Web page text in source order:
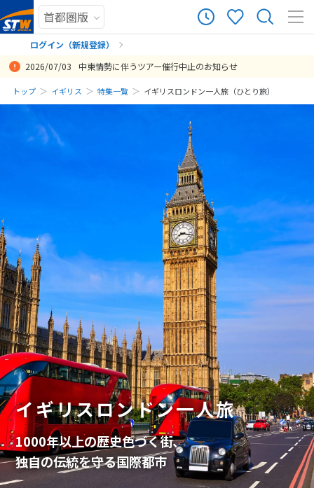
ログイン（新規登録）
まだ履歴がありません
まだ登録がありません
2026/07/03 中東情勢に伴うツアー催行中止のお知らせ
トップ イギリス 特集一覧 イギリスロンドン一人旅（ひとり旅）
イギリスロンドン一人旅
1000年以上の歴史色づく街、
独自の伝統を守る国際都市